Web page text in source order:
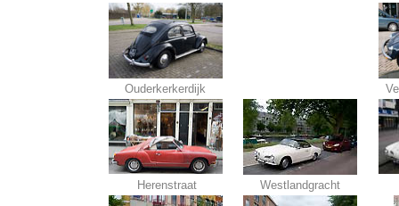
Ouderkerkerdijk
Herenstraat Westlandgracht